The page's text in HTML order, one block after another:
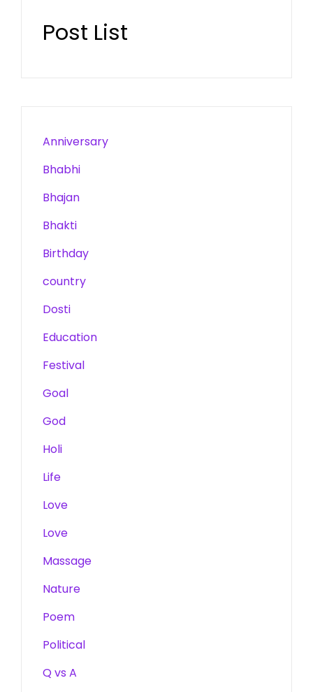
Post List
Anniversary
Bhabhi
Bhajan
Bhakti
Birthday
country
Dosti
Education
Festival
Goal
God
Holi
Life
Love
Love
Massage
Nature
Poem
Political
Q vs A